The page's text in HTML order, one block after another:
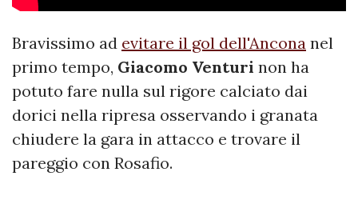
Bravissimo ad evitare il gol dell'Ancona nel
primo tempo, Giacomo Venturi non ha
potuto fare nulla sul rigore calciato dai
dorici nella ripresa osservando i granata
chiudere la gara in attacco e trovare il
pareggio con Rosafio.